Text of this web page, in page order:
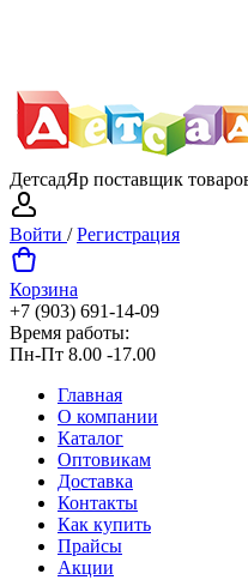
ДетсадЯр поставщик
Войти /Регистрация
Корзина
+7 (903) 691-14-09
Время работы:
Пн-Пт 8.00 -17.00
Главная
О компании
Каталог
Оптовикам
Доставка
Контакты
Как купить
Прайсы
Акции